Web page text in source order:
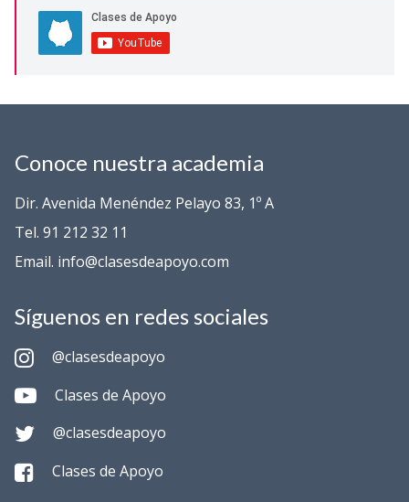
Conoce nuestra academia
Dir. Avenida Menéndez Pelayo 83, 1º A
Tel. 91 212 32 11
Email. info@clasesdeapoyo.com
Síguenos en redes sociales
@clasesdeapoyo
Clases de Apoyo
@clasesdeapoyo
Clases de Apoyo